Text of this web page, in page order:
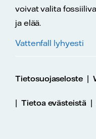
voivat valita
ja elää.
Vattenfall lyhyesti
Tietosuojaseloste |
| Tietoa evästeistä |